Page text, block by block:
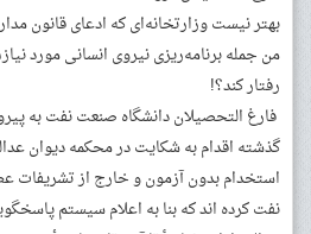
بهتر نیست وزارتخانه‌ای که ادعای قانون
من جمله برنامه‌ریزی نیروی انسانی مورد
رفتار کند؟!
فارغ التحصیلان دانشگاه صنعت نفت به
گذشته اقدام به شکایت در محکمه دیوان
استخدام بدون آزمون و خارج از
نفت کرده اند که بنا به اعلام سیستم